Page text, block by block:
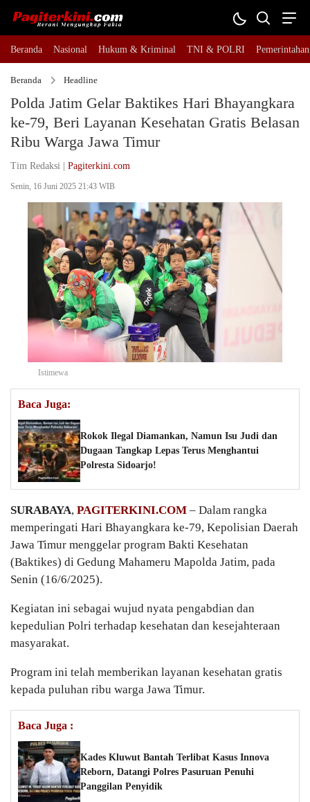
Beranda Nasional Hukum & Kriminal TNI & POLRI Pemerintahan
Beranda Headline
Polda Jatim Gelar Baktikes Hari Bhayangkara
ke-79, Beri Layanan Kesehatan Gratis Belasan
Ribu Warga Jawa Timur
Tim Redaksi | Pagiterkini.com
Senin, 16 Juni 2025 21:43 WIB
Istimewa
Baca Juga:
Rokok Ilegal Diamankan, Namun Isu Judi dan
Dugaan Tangkap Lepas Terus Menghantui
Polresta Sidoarjo!
SURABAYA, PAGITERKINI.COM – Dalam rangka
memperingati Hari Bhayangkara ke-79, Kepolisian Daerah
Jawa Timur menggelar program Bakti Kesehatan
(Baktikes) di Gedung Mahameru Mapolda Jatim, pada
Senin (16/6/2025).
Kegiatan ini sebagai wujud nyata pengabdian dan
kepedulian Polri terhadap kesehatan dan kesejahteraan
masyarakat.
Program ini telah memberikan layanan kesehatan gratis
kepada puluhan ribu warga Jawa Timur.
Baca Juga :
Kades Kluwut Bantah Terlibat Kasus Innova
Reborn, Datangi Polres Pasuruan Penuhi
Panggilan Penyidik